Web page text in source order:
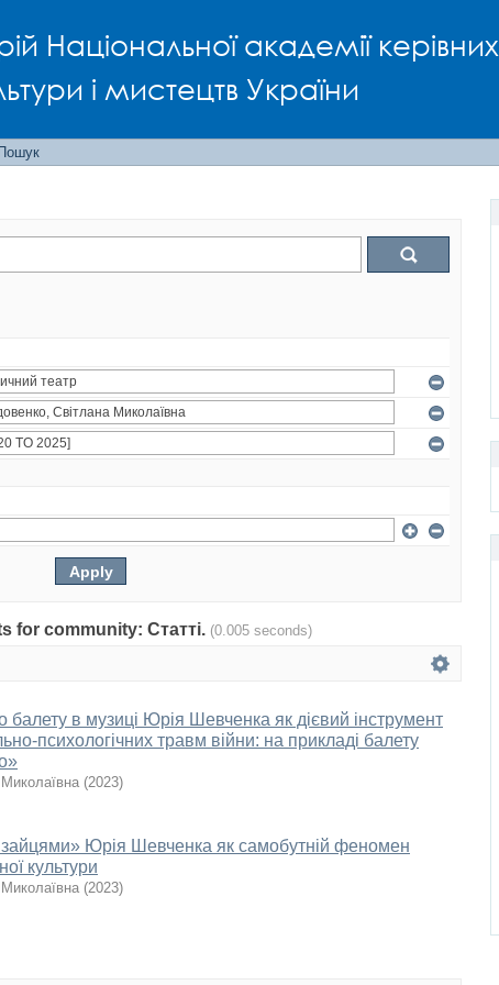
Національної академії керівних
і мистецтв України
Пошук
for community: Статті. (0.005 seconds)
балету в музиці Юрія Шевченка як дієвий інструмент
психологічних травм війни: на прикладі балету
(2023)
Юрія Шевченка як самобутній феномен
культури
(2023)